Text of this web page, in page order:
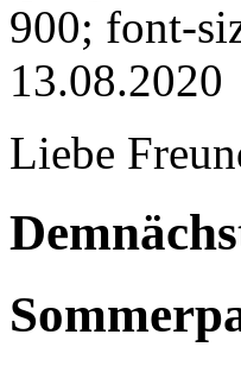
900; font-
13.08.2020
Liebe